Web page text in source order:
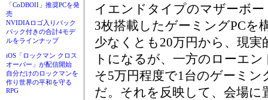
「CoDBOII」推奨PCを発
売
NVIDIAロゴ入りバック
パック付きの合計4モデ
ルをラインナップ
iOS「ロックマン クロス
オーバー」が配信開始
自分だけのロックマンを
作り世界の平和を守る
RPG
イエンドタイプのマザーボー
3枚搭載したゲーミングPCを
少なくとも20万円から、現
トになるが、一方のローエ
そ5万円程度で1台のゲーミン
だ。それを反映して、会場